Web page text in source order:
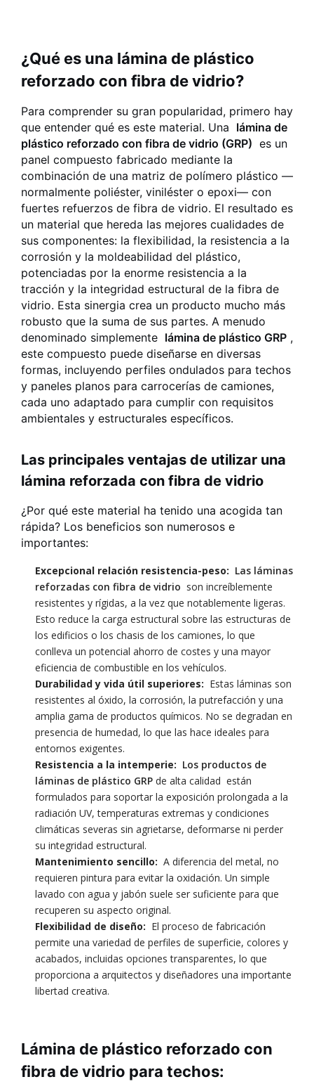
¿Qué es una lámina de plástico
reforzado con fibra de vidrio?
Para comprender su gran popularidad, primero hay
que entender qué es este material. Una lámina de
plástico reforzado con fibra de vidrio (GRP) es un
panel compuesto fabricado mediante la
combinación de una matriz de polímero plástico —
normalmente poliéster, viniléster o epoxi— con
fuertes refuerzos de fibra de vidrio. El resultado es
un material que hereda las mejores cualidades de
sus componentes: la flexibilidad, la resistencia a la
corrosión y la moldeabilidad del plástico,
potenciadas por la enorme resistencia a la
tracción y la integridad estructural de la fibra de
vidrio. Esta sinergia crea un producto mucho más
robusto que la suma de sus partes. A menudo
denominado simplemente lámina de plástico GRP ,
este compuesto puede diseñarse en diversas
formas, incluyendo perfiles ondulados para techos
y paneles planos para carrocerías de camiones,
cada uno adaptado para cumplir con requisitos
ambientales y estructurales específicos.
Las principales ventajas de utilizar una
lámina reforzada con fibra de vidrio
¿Por qué este material ha tenido una acogida tan
rápida? Los beneficios son numerosos e
importantes:
Excepcional relación resistencia-peso: Las láminas
reforzadas con fibra de vidrio son increíblemente
resistentes y rígidas, a la vez que notablemente ligeras.
Esto reduce la carga estructural sobre las estructuras de
los edificios o los chasis de los camiones, lo que
conlleva un potencial ahorro de costes y una mayor
eficiencia de combustible en los vehículos.
Durabilidad y vida útil superiores: Estas láminas son
resistentes al óxido, la corrosión, la putrefacción y una
amplia gama de productos químicos. No se degradan en
presencia de humedad, lo que las hace ideales para
entornos exigentes.
Resistencia a la intemperie: Los productos de
láminas de plástico GRP de alta calidad están
formulados para soportar la exposición prolongada a la
radiación UV, temperaturas extremas y condiciones
climáticas severas sin agrietarse, deformarse ni perder
su integridad estructural.
Mantenimiento sencillo: A diferencia del metal, no
requieren pintura para evitar la oxidación. Un simple
lavado con agua y jabón suele ser suficiente para que
recuperen su aspecto original.
Flexibilidad de diseño: El proceso de fabricación
permite una variedad de perfiles de superficie, colores y
acabados, incluidas opciones transparentes, lo que
proporciona a arquitectos y diseñadores una importante
libertad creativa.
Lámina de plástico reforzado con
fibra de vidrio para techos: